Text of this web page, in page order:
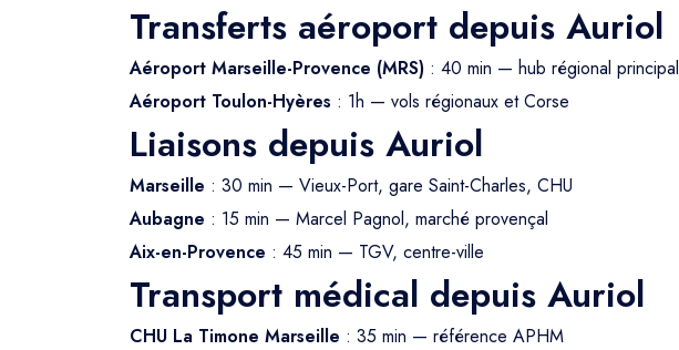
Transferts aéroport depuis Auriol
Aéroport Marseille-Provence (MRS) : 40 min — hub régional principal
Aéroport Toulon-Hyères : 1h — vols régionaux et Corse
Liaisons depuis Auriol
Marseille : 30 min — Vieux-Port, gare Saint-Charles, CHU
Aubagne : 15 min — Marcel Pagnol, marché provençal
Aix-en-Provence : 45 min — TGV, centre-ville
Transport médical depuis Auriol
CHU La Timone Marseille : 35 min — référence APHM